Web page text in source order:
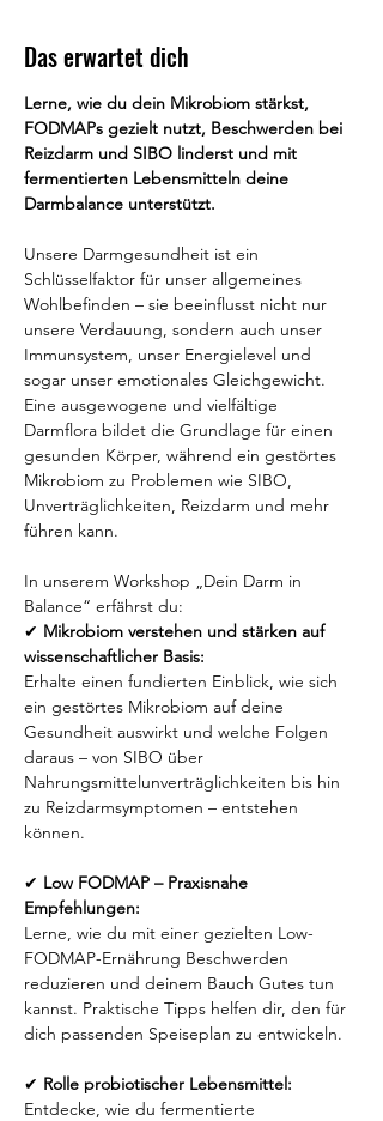
Das erwartet dich
Lerne, wie du dein Mikrobiom stärkst,
FODMAPs gezielt nutzt, Beschwerden bei
Reizdarm und SIBO linderst und mit
fermentierten Lebensmitteln deine
Darmbalance unterstützt.
Unsere Darmgesundheit ist ein
Schlüsselfaktor für unser allgemeines
Wohlbefinden – sie beeinflusst nicht nur
unsere Verdauung, sondern auch unser
Immunsystem, unser Energielevel und
sogar unser emotionales Gleichgewicht.
Eine ausgewogene und vielfältige
Darmflora bildet die Grundlage für einen
gesunden Körper, während ein gestörtes
Mikrobiom zu Problemen wie SIBO,
Unverträglichkeiten, Reizdarm und mehr
führen kann.
In unserem Workshop „Dein Darm in
Balance“ erfährst du:
✔ Mikrobiom verstehen und stärken auf
wissenschaftlicher Basis:
Erhalte einen fundierten Einblick, wie sich
ein gestörtes Mikrobiom auf deine
Gesundheit auswirkt und welche Folgen
daraus – von SIBO über
Nahrungsmittelunverträglichkeiten bis hin
zu Reizdarmsymptomen – entstehen
können.
✔ Low FODMAP – Praxisnahe
Empfehlungen:
Lerne, wie du mit einer gezielten Low-
FODMAP-Ernährung Beschwerden
reduzieren und deinem Bauch Gutes tun
kannst. Praktische Tipps helfen dir, den für
dich passenden Speiseplan zu entwickeln.
✔ Rolle probiotischer Lebensmittel:
Entdecke, wie du fermentierte